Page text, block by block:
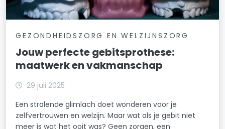
GEZONDHEIDSZORG EN WELZIJNSZORG
Jouw perfecte gebitsprothese:
maatwerk en vakmanschap
29 juli 2025
Een stralende glimlach doet wonderen voor je
zelfvertrouwen en welzijn. Maar wat als je gebit niet
meer is wat het ooit was? Geen zorgen, een